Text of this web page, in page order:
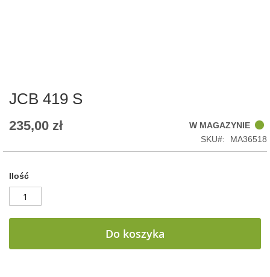
the
gallery
JCB 419 S
235,00 zł
W MAGAZYNIE
SKU
MA36518
Ilość
Do koszyka